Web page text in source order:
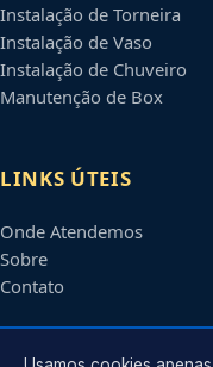
Instalação de Torneira
Instalação de Vaso
Instalação de Chuveiro
Manutenção de Box
LINKS ÚTEIS
Onde Atendemos
Sobre
Contato